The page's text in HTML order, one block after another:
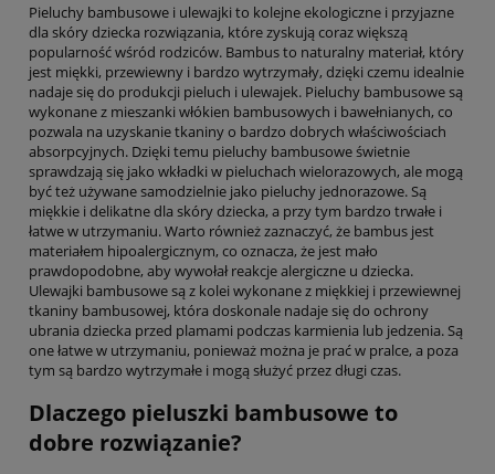
Pieluchy bambusowe i ulewajki to kolejne ekologiczne i przyjazne
dla skóry dziecka rozwiązania, które zyskują coraz większą
popularność wśród rodziców. Bambus to naturalny materiał, który
jest miękki, przewiewny i bardzo wytrzymały, dzięki czemu idealnie
nadaje się do produkcji pieluch i ulewajek. Pieluchy bambusowe są
wykonane z mieszanki włókien bambusowych i bawełnianych, co
pozwala na uzyskanie tkaniny o bardzo dobrych właściwościach
absorpcyjnych. Dzięki temu pieluchy bambusowe świetnie
sprawdzają się jako wkładki w pieluchach wielorazowych, ale mogą
być też używane samodzielnie jako pieluchy jednorazowe. Są
miękkie i delikatne dla skóry dziecka, a przy tym bardzo trwałe i
łatwe w utrzymaniu. Warto również zaznaczyć, że bambus jest
materiałem hipoalergicznym, co oznacza, że jest mało
prawdopodobne, aby wywołał reakcje alergiczne u dziecka.
Ulewajki bambusowe są z kolei wykonane z miękkiej i przewiewnej
tkaniny bambusowej, która doskonale nadaje się do ochrony
ubrania dziecka przed plamami podczas karmienia lub jedzenia. Są
one łatwe w utrzymaniu, ponieważ można je prać w pralce, a poza
tym są bardzo wytrzymałe i mogą służyć przez długi czas.
Dlaczego pieluszki bambusowe to
dobre rozwiązanie?